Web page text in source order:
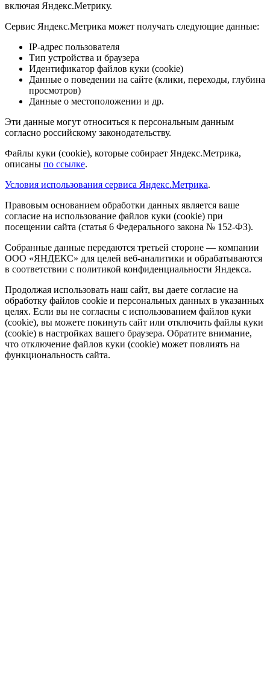
включая Яндекс.Метрику.
Сервис Яндекс.Метрика может получать следующие данные:
IP-адрес пользователя
Тип устройства и браузера
Идентификатор файлов куки (cookie)
Данные о поведении на сайте (клики, переходы, глубина
просмотров)
Данные о местоположении и др.
Эти данные могут относиться к персональным данным
согласно российскому законодательству.
Файлы куки (cookie), которые собирает Яндекс.Метрика,
описаны по ссылке.
Условия использования сервиса Яндекс.Метрика.
Правовым основанием обработки данных является ваше
согласие на использование файлов куки (cookie) при
посещении сайта (статья 6 Федерального закона № 152-ФЗ).
Собранные данные передаются третьей стороне — компании
ООО «ЯНДЕКС» для целей веб-аналитики и обрабатываются
в соответствии с политикой конфиденциальности Яндекса.
Продолжая использовать наш сайт, вы даете согласие на
обработку файлов cookie и персональных данных в указанных
целях. Если вы не согласны с использованием файлов куки
(cookie), вы можете покинуть сайт или отключить файлы куки
(cookie) в настройках вашего браузера. Обратите внимание,
что отключение файлов куки (cookie) может повлиять на
функциональность сайта.